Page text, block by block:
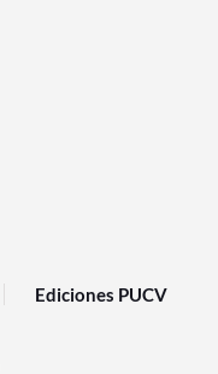
Ediciones PUCV